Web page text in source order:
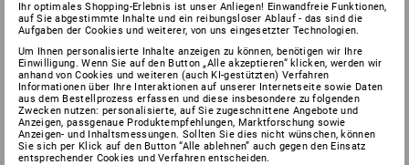
Ihr optimales Shopping-Erlebnis ist unser Anliegen! Einwandfreie Funktionen,
auf Sie abgestimmte Inhalte und ein reibungsloser Ablauf - das sind die
Aufgaben der Cookies und weiterer, von uns eingesetzter Technologien.
Um Ihnen personalisierte Inhalte anzeigen zu können, benötigen wir Ihre
Einwilligung. Wenn Sie auf den Button „Alle akzeptieren“ klicken, werden wir
anhand von Cookies und weiteren (auch KI-gestützten) Verfahren
Informationen über Ihre Interaktionen auf unserer Internetseite sowie Daten
aus dem Bestellprozess erfassen und diese insbesondere zu folgenden
Zwecken nutzen: personalisierte, auf Sie zugeschnittene Angebote und
Anzeigen, passgenaue Produktempfehlungen, Marktforschung sowie
Anzeigen- und Inhaltsmessungen. Sollten Sie dies nicht wünschen, können
Sie sich per Klick auf den Button “Alle ablehnen” auch gegen den Einsatz
entsprechender Cookies und Verfahren entscheiden.